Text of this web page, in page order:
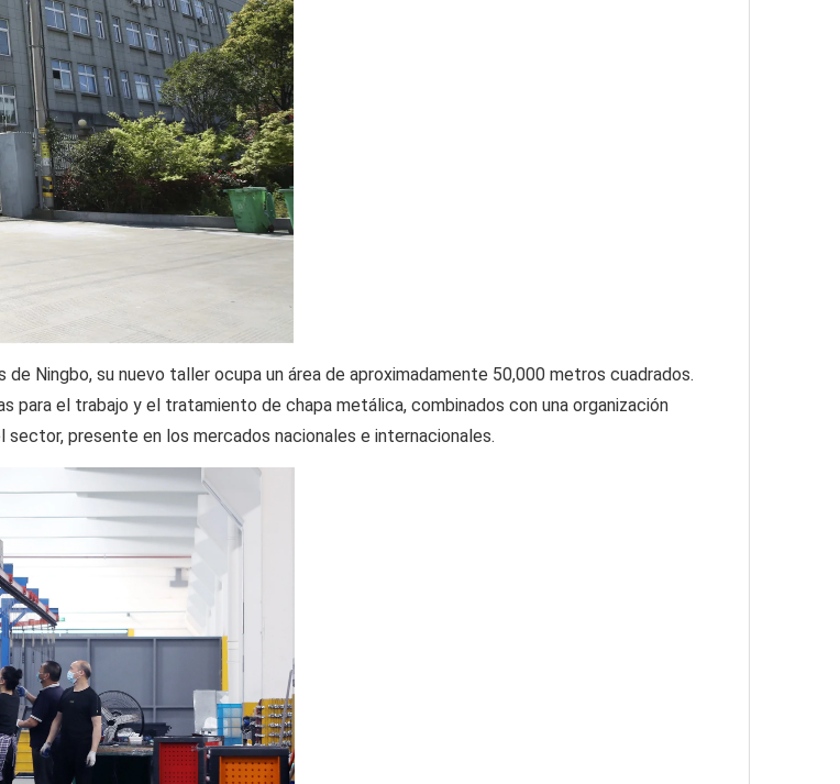
Ningbo, su nuevo taller ocupa un área de aproximadamente 50,000 metros cuadrados.
para el trabajo y el tratamiento de chapa metálica, combinados con una organización
presente en los mercados nacionales e internacionales.